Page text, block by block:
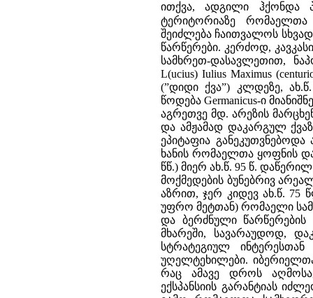
ითქვა, ადგილი ჰქონდა
ტერიტორიაზე რომაელთა
შეიძლება ჩაითვალოს
წარწერები. კერძოდ,
სამხრეთ-დასავლეთით,
L(ucius) Iulius Maximus
(”დიდი ქვა”) კლდეზე,
წოდება Germanicus-ი
აგრეთვე მდ. არეზის
და ამჟამად დაკარგულ
ეპიტაფია განეკუთვნებოდა
ხანის რომაელთა ყოფნის
წწ.) მიერ ახ.წ. 95 წ.
მოქმედების ბუნებრივ
აზრით, ჯერ კიდევ ახ.წ. 75
უფრო მეტთან) რომაელი
და ბერძნული წარწერების
მხარეში, სავარაუდოდ,
სტრატეგიულ
უღელტეხილები.
რაც ამავე დროს
ექსპანსიის გარანტიას